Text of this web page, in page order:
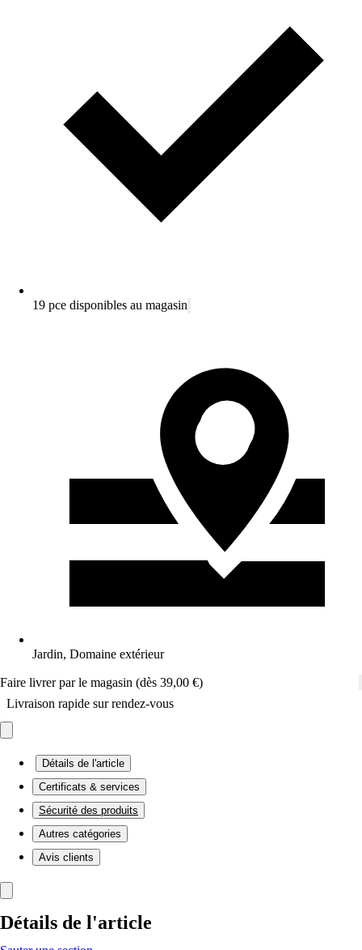
19 pce disponibles au magasin
Jardin, Domaine extérieur
Faire livrer par le magasin (dès 39,00 €)
Livraison rapide sur rendez-vous
Détails de l'article
Certificats & services
Sécurité des produits
Autres catégories
Avis clients
Détails de l'article